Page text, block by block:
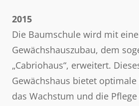
2015
Die Baumschule wird mit
Gewächshauszubau, dem
„Cabriohaus“, erweitert.
Gewächshaus bietet
das Wachstum und die